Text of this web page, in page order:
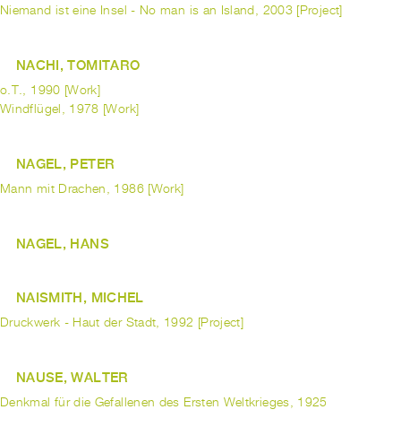
Niemand ist eine Insel - No man is an Island, 2003 [Project]
NACHI, TOMITARO
o.T., 1990 [Work]
Windflügel, 1978 [Work]
NAGEL, PETER
Mann mit Drachen, 1986 [Work]
NAGEL, HANS
NAISMITH, MICHEL
Druckwerk - Haut der Stadt, 1992 [Project]
NAUSE, WALTER
Denkmal für die Gefallenen des Ersten Weltkrieges, 1925